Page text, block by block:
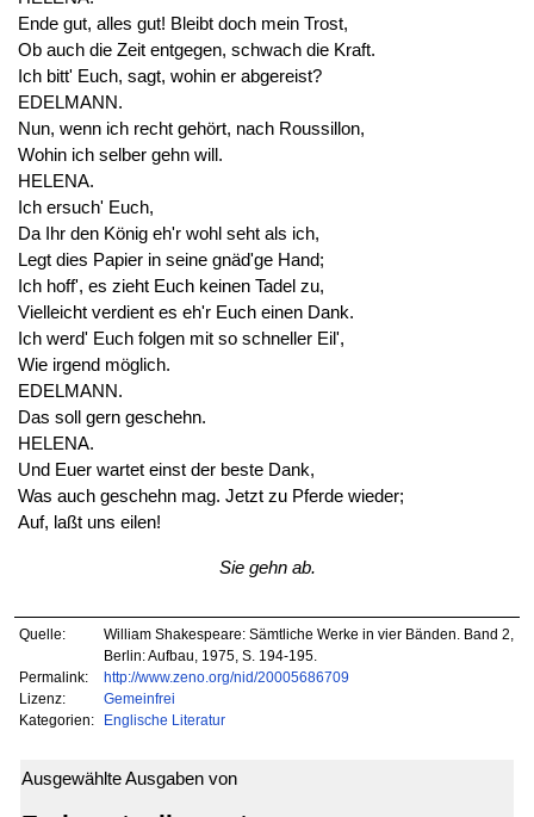
Ende gut, alles gut! Bleibt doch mein Trost,
Ob auch die Zeit entgegen, schwach die Kraft.
Ich bitt' Euch, sagt, wohin er abgereist?
EDELMANN.
Nun, wenn ich recht gehört, nach Roussillon,
Wohin ich selber gehn will.
HELENA.
Ich ersuch' Euch,
Da Ihr den König eh'r wohl seht als ich,
Legt dies Papier in seine gnäd'ge Hand;
Ich hoff', es zieht Euch keinen Tadel zu,
Vielleicht verdient es eh'r Euch einen Dank.
Ich werd' Euch folgen mit so schneller Eil',
Wie irgend möglich.
EDELMANN.
Das soll gern geschehn.
HELENA.
Und Euer wartet einst der beste Dank,
Was auch geschehn mag. Jetzt zu Pferde wieder;
Auf, laßt uns eilen!
Sie gehn ab.
Quelle:
William Shakespeare: Sämtliche Werke in vier Bänden. Band 2,
Berlin: Aufbau, 1975, S. 194-195.
Permalink:
http://www.zeno.org/nid/20005686709
Lizenz:
Gemeinfrei
Kategorien:
Englische Literatur
Ausgewählte Ausgaben von